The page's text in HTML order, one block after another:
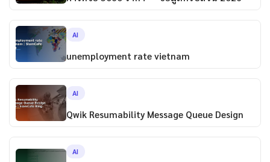
AI
unemployment rate vietnam
AI
Qwik Resumability Message Queue Design
AI